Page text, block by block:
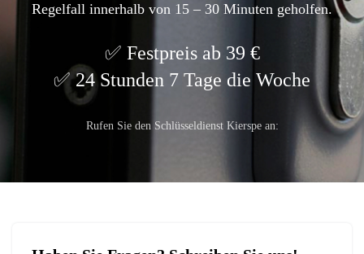
Regelfall innerhalb von 15 – 30 Minuten geholfen.
Festpreis ab 39 €
24 Stunden 7 Tage die Woche
Rufen Sie den Schlüsseldienst Kierspe an: